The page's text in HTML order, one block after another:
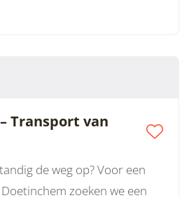
Transport van
de weg op? Voor een
zoeken we een